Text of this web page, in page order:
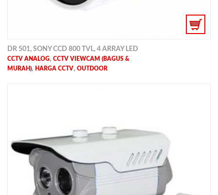
DR 501, SONY CCD 800 TVL, 4 ARRAY LED
CCTV ANALOG, CCTV VIEWCAM (BAGUS &
MURAH), HARGA CCTV, OUTDOOR